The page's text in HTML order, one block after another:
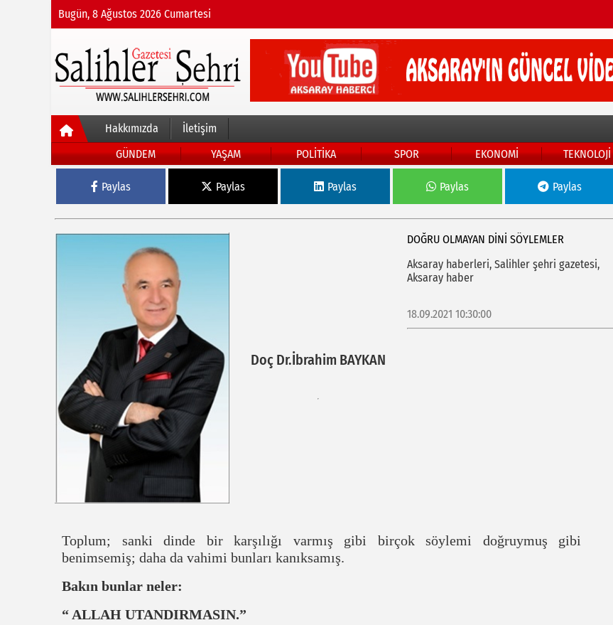
Bugün, 8 Ağustos 2026 Cumartesi
Hakkımızda
İletişim
GÜNDEM
YAŞAM POLİTİKA SPOR EKONOMİ TEKNOLOJİ
Paylas Paylas Paylas Paylas Paylas
Doç Dr.İbrahim BAYKAN
DOĞRU OLMAYAN DINI SÖYLEMLER
Aksaray haberleri, Salihler şehri gazetesi,
Aksaray haber
18.09.2021 10:30:00
Toplum; sanki dinde bir karşılığı varmış gibi birçok söylemi doğruymuş gibi
benimsemiş; daha da vahimi bunları kanıksamış.
Bakın bunlar neler:
“ ALLAH UTANDIRMASIN.”